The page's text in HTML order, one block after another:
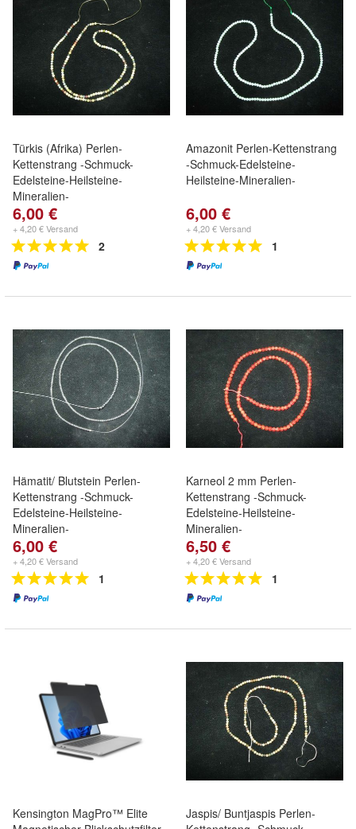
Türkis (Afrika) Perlen-
Kettenstrang -Schmuck-
Edelsteine-Heilsteine-
Mineralien-
6,00 €
+ 4,20 € Versand
2
Amazonit Perlen-Kettenstrang
-Schmuck-Edelsteine-
Heilsteine-Mineralien-
6,00 €
+ 4,20 € Versand
1
Hämatit/ Blutstein Perlen-
Kettenstrang -Schmuck-
Edelsteine-Heilsteine-
Mineralien-
6,00 €
+ 4,20 € Versand
1
Karneol 2 mm Perlen-
Kettenstrang -Schmuck-
Edelsteine-Heilsteine-
Mineralien-
6,50 €
+ 4,20 € Versand
1
Kensington MagPro™ Elite
Jaspis/ Buntjaspis Perlen-